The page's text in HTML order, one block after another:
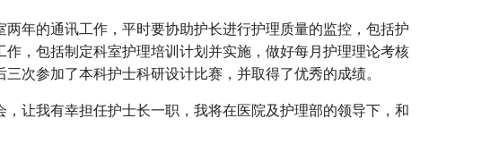
年的通讯工作，平时要协助护长进行护理质量的监控，包括护
，包括制定科室护理培训计划并实施，做好每月护理理论考核
次参加了本科护士科研设计比赛，并取得了优秀的成绩。
让我有幸担任护士长一职，我将在医院及护理部的领导下，和